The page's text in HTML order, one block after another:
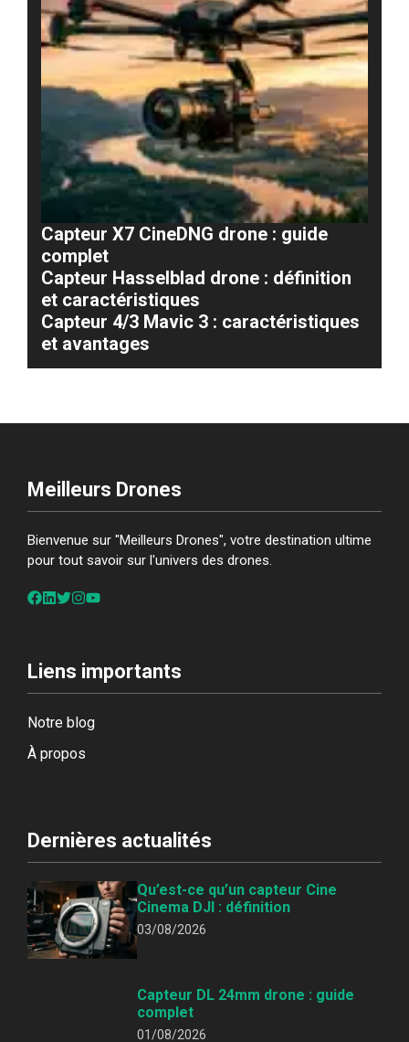
Capteur X7 CineDNG drone : guide
complet
Capteur Hasselblad drone : définition
et caractéristiques
Capteur 4/3 Mavic 3 : caractéristiques
et avantages
Meilleurs Drones
Bienvenue sur "Meilleurs Drones", votre destination ultime
pour tout savoir sur l'univers des drones.
Liens importants
Notre blog
À propos
Dernières actualités
Qu’est-ce qu’un capteur Cine
Cinema DJI : définition
03/08/2026
Capteur DL 24mm drone : guide
complet
01/08/2026